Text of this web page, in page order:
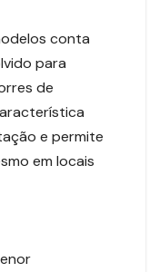
conta
para
de
e permite
em locais